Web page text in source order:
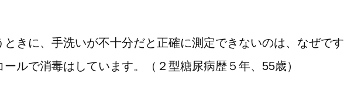
ときに、手洗いが不十分だと正確に測定できないのは、なぜです
ルで消毒はしています。
（２型糖尿病歴５年、55歳）